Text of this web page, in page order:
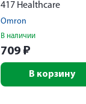
417 Healthcare
Omron
В наличии
709 ₽
В корзину